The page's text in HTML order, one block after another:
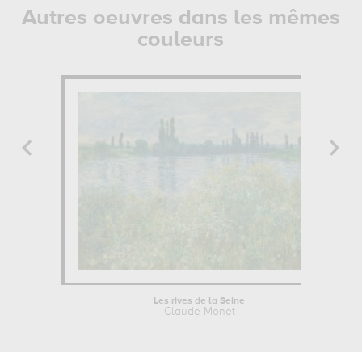
Autres oeuvres dans les mêmes
couleurs
Les rives de la Seine
Claude Monet